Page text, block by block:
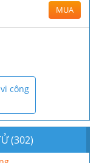
MUA
công
(302)